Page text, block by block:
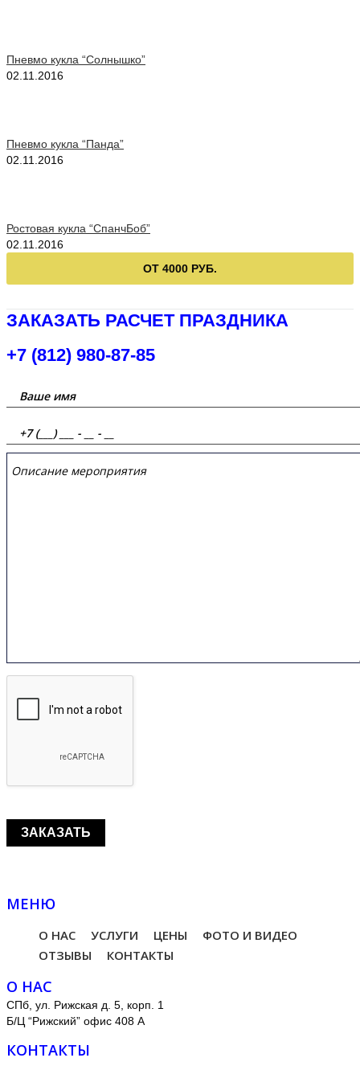
Пневмо кукла “Солнышко”
02.11.2016
Пневмо кукла “Панда”
02.11.2016
Ростовая кукла “СпанчБоб”
02.11.2016
ОТ 4000 РУБ.
ЗАКАЗАТЬ РАСЧЕТ ПРАЗДНИКА
+7 (812) 980-87-85
МЕНЮ
О НАС УСЛУГИ ЦЕНЫ
ФОТО И ВИДЕО
ОТЗЫВЫ
КОНТАКТЫ
О НАС
СПб, ул. Рижская д. 5, корп. 1
Б/Ц “Рижский” офис 408 А
КОНТАКТЫ